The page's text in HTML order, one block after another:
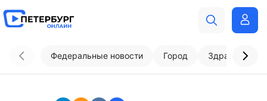
Федеральные новости Город